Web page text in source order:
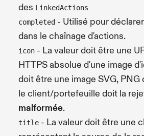
des LinkedActions
completed - Utilisé pour
dans le chaînage d'actions.
icon - La valeur doit être une
HTTPS absolue d'une image
doit être une image SVG, PNG
le client/portefeuille doit la
malformée.
title - La valeur doit être une